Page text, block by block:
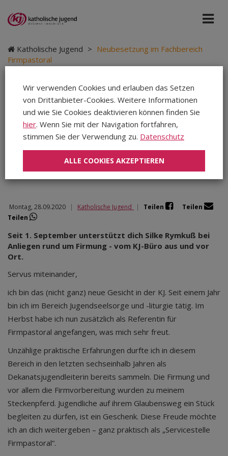
Katholische Jugend > Neubesetzung im Fachbereich
Firmpastoral
Neubesetzung im
Fachbereich
Firmpastoral
Montag, 28.09.2020 | Katholische Jugend | Teilen
Teilen
Teilen
Seit 1. September unterstützt dich Silke Rymkuß bei
Anliegen rund um Firmung - vom KJ-Büro aus und vor
Ort.
Servus miteinander,
ich bin das (nicht ganz) neue Gesicht in der KJ. Seit einem Jahr
bin ich im Bereich Jugendseelsorge und -liturgie tätig. Im
Herbst habe ich nun zusätzlich als Referentin für
Firmpastoral angefangen, was mich sehr freut.
Unzählige praktische Erfahrungen durfte ich in diesem
Bereich in den letzten sechseinhalb Jahren als
Dekanatsjugendleiterin bereits sammeln. Die Firmung und
vor allem die Firmvorbereitung wurden zu meinem
Steckenpferd. Jugendliche auf ihrem Glaubensweg ein Stück
begleiten zu dürfen, ist ein Geschenk. Diese Freude möchte
ich an dich weitergeben – ganz praktisch als „Servicestelle
Firmpastoral“.
Wir verwenden Cookies und erlauben das Setzen
von Drittanbieter-Cookies. Weitere Informationen
und wie Sie Cookies deaktivieren können finden Sie
hier. Wenn Sie mit der Navigation fortfahren,
stimmen Sie der Verwendung zu. Datenschutz
ALLE COOKIES AKZEPTIEREN